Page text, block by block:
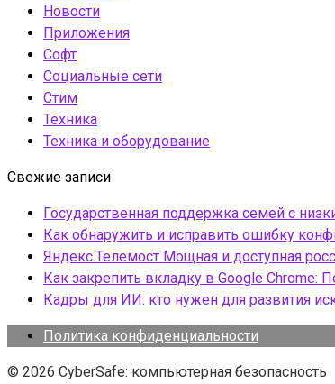
Новости
Приложения
Софт
Социальные сети
Стим
Техника
Техника и оборудование
Свежие записи
Государственная поддержка семей с
Как обнаружить и исправить ошибку
Яндекс.Телемост Мощная и доступная
Как закрепить вкладку в Google Chrome:
Кадры для ИИ: кто нужен для развития
Политика конфиденциальности
© 2026 CyberSafe: компьютерная безопасность